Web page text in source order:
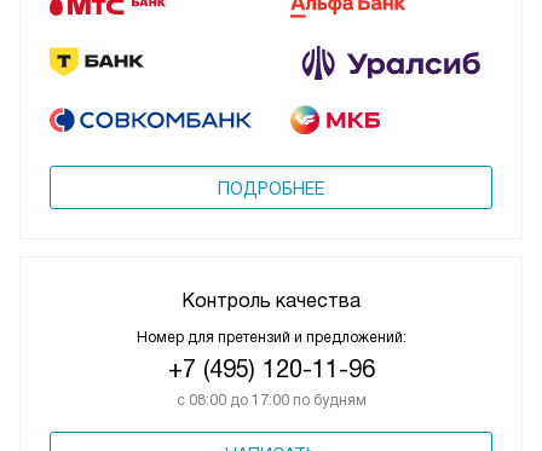
ПОДРОБНЕЕ
Контроль качества
Номер для претензий и предложений:
+7 (495) 120-11-96
с 08:00 до 17:00 по будням